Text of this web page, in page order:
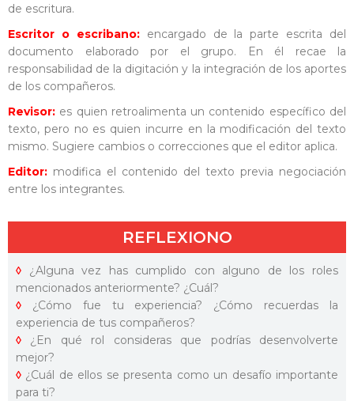
de escritura.
Escritor o escribano:encargado de la parte escrita del
documento elaborado por el grupo. En él recae la
responsabilidad de la digitación y la integración de los aportes
de los compañeros.
Revisor: es quien retroalimenta un contenido específico del
texto, pero no es quien incurre en la modificación del texto
mismo. Sugiere cambios o correcciones que el editor aplica.
Editor: modifica el contenido del texto previa negociación
entre los integrantes.
REFLEXIONO
◊ ¿Alguna vez has cumplido con alguno de los roles
mencionados anteriormente? ¿Cuál?
◊
¿Cómo fue tu experiencia? ¿Cómo recuerdas la
experiencia de tus compañeros?
◊
¿En qué rol consideras que podrías desenvolverte
mejor?
◊ ¿Cuál de ellos se presenta como un desafío importante
para ti?